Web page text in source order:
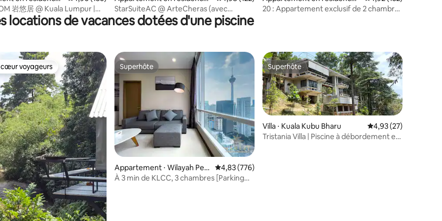
岩悠居 @ Kuala Lumpur |
vue sur KLCC
Cheras
StarSuiteAC @ ArteCheras (avec
karaoké et billard)
Kuala Lumpur
20 : Appartement exclusif de 2 chambres
locations de vacances dotées d'une piscine
cœur voyageurs
voyageurs Superhôte
Superhôte
Appartement ⋅ Wilayah Pers
ekutuan
Évaluation moyenne sur la base de 776 commentaires : 4,83 sur 5
4,83 (776)
À 3 min de KLCC, 3 chambres [Parking
Superhôte
Superhôte
Villa ⋅ Kuala Kubu Bharu Évaluation moyenne
4,93 (27)
Tristania Villa | Piscine à débordement et